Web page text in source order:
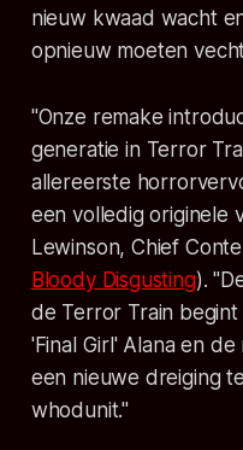
nieuw kwaad wacht
opnieuw moeten
"Onze remake
generatie in Terror
allereerste
een volledig originele
Lewinson, Chief
Bloody Disgusting).
de Terror Train
'Final Girl' Alana en
een nieuwe dreiging
whodunit."